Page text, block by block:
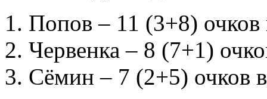
Попов – 11 (3+8) очков
Червенка – 8 (7+1)
Сёмин – 7 (2+5) очков